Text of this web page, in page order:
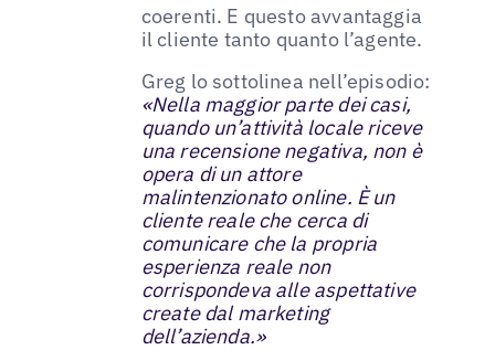
coerenti. E questo avvantaggia
il cliente tanto quanto l’agente.
Greg lo sottolinea nell’episodio:
«Nella maggior parte dei casi,
quando un’attività locale riceve
una recensione negativa, non è
opera di un attore
malintenzionato online. È un
cliente reale che cerca di
comunicare che la propria
esperienza reale non
corrispondeva alle aspettative
create dal marketing
dell’azienda.»